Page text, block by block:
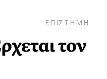
ΕΠΙΣΤΗΜΗ
τον